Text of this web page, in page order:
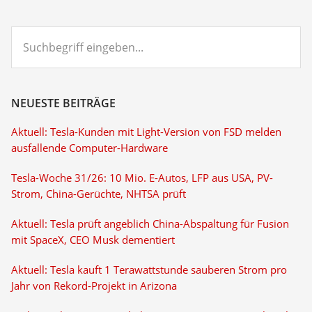
eingeben...
NEUESTE BEITRÄGE
Aktuell: Tesla-Kunden mit Light-Version von FSD melden
ausfallende Computer-Hardware
Tesla-Woche 31/26: 10 Mio. E-Autos, LFP aus USA, PV-
Strom, China-Gerüchte, NHTSA prüft
Aktuell: Tesla prüft angeblich China-Abspaltung für Fusion
mit SpaceX, CEO Musk dementiert
Aktuell: Tesla kauft 1 Terawattstunde sauberen Strom pro
Jahr von Rekord-Projekt in Arizona